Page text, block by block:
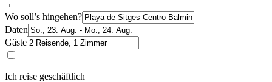
Wo soll’s hingehen?
Daten
Gäste
Ich reise geschäftlich